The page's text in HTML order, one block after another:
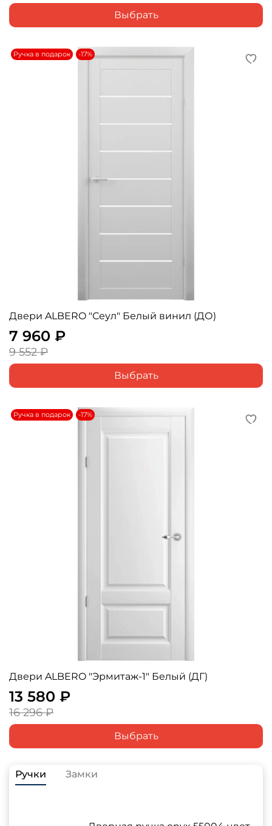
Выбрать
Ручка в подарок -17%
Двери ALBERO "Сеул" Белый винил (ДО)
7 960 ₽
9 552 ₽
Выбрать
Ручка в подарок -17%
Двери ALBERO "Эрмитаж-1" Белый (ДГ)
13 580 ₽
16 296 ₽
Выбрать
Ручки Замки